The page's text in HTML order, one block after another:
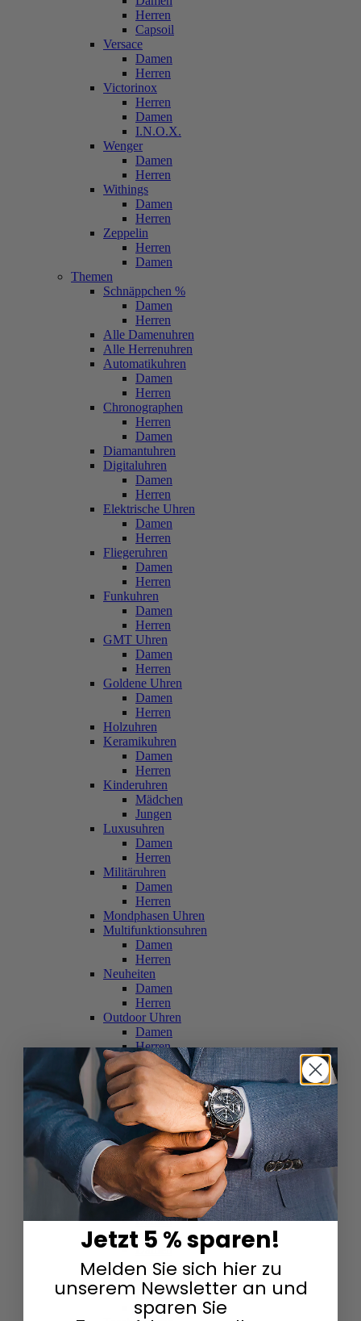
Herren
Capsoil
Versace
Damen
Herren
Victorinox
Herren
Damen
I.N.O.X.
Wenger
Damen
Herren
Withings
Damen
Herren
Zeppelin
Herren
Damen
Themen
Schnäppchen %
Damen
Herren
Alle Damenuhren
Alle Herrenuhren
Automatikuhren
Damen
Herren
Chronographen
Herren
Damen
Diamantuhren
Digitaluhren
Damen
Herren
Elektrische Uhren
Damen
Herren
Fliegeruhren
Damen
Herren
Funkuhren
Damen
Herren
GMT Uhren
Damen
Herren
Goldene Uhren
Damen
Herren
Holzuhren
Keramikuhren
Damen
Herren
Kinderuhren
Mädchen
Jungen
Luxusuhren
Damen
Herren
Militäruhren
Damen
Herren
Mondphasen Uhren
Multifunktionsuhren
Damen
Herren
Neuheiten
Damen
Herren
Outdoor Uhren
Damen
Herren
Schweizer Uhren
Damen
Herren
Skelettuhren
Damen
Herren
Smartwatches
Damen
Herren
Solaruhren
Herren
Damen
Sportuhren
Damen
Herren
Swarovski & Edelsteine
Damen
Herren
Jetzt 5 % sparen!
Melden Sie sich hier zu
unserem Newsletter an und
sparen Sie